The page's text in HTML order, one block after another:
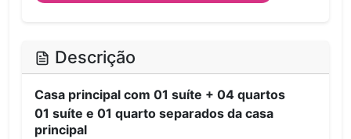
Descrição
Casa principal com 01 suíte + 04 quartos
01 suíte e 01 quarto separados da casa
principal